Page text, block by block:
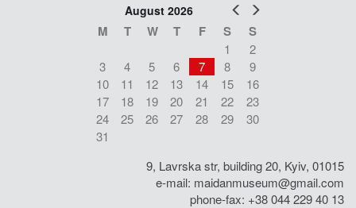
Prev
August 2026
M T W T F S S
1
2
3
4 5 6 7 8
9
10
11 12 13 14 15
16
17
18 19 20 21 22
23
24
25 26 27 28 29
30
31
9, Lavrska str, building 20, Kyiv, 01015
e-mail: maidanmuseum@gmail.com
phone-fax: +38 044 229 40 13